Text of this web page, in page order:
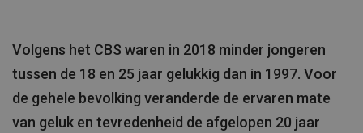
Volgens het CBS waren in 2018 minder jongeren
tussen de 18 en 25 jaar gelukkig dan in 1997. Voor
de gehele bevolking veranderde de ervaren mate
van geluk en tevredenheid de afgelopen 20 jaar